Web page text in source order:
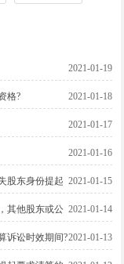
2021-01-19
2021-01-18
格?
2021-01-17
2021-01-16
2021-01-15
股东身份提起
2021-01-14
其他股东或公
2021-01-13
诉讼时效期间?